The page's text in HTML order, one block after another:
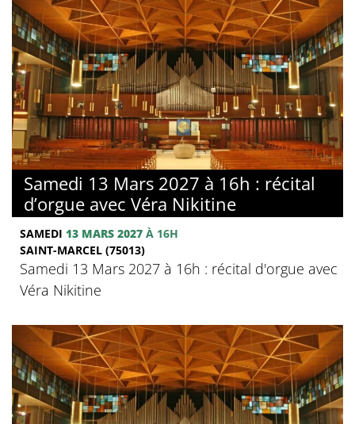
Samedi 13 Mars 2027 à 16h : récital
d’orgue avec Véra Nikitine
SAMEDI 13 MARS 2027 À 16H
SAINT-MARCEL (75013)
Samedi 13 Mars 2027 à 16h : récital d'orgue avec
Véra Nikitine